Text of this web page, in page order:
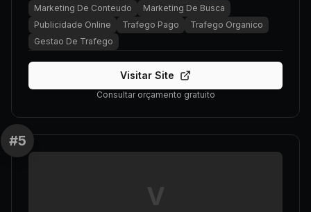
Marketing De Conteudo
Marketing De Busca
Publicidade Online
Trafego Pago
Trafego Organico
Gestao De Trafego
Visitar Site
Consultar orçamento gratuito
#5
V